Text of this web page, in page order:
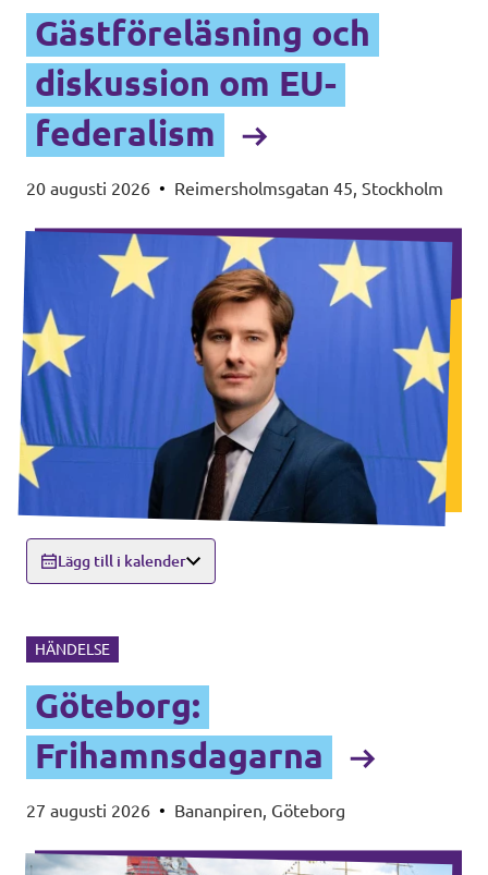
Gästföreläsning och
diskussion om EU-
federalism
20 augusti 2026 • Reimersholmsgatan 45, Stockholm
Lägg till i kalender
HÄNDELSE
Göteborg:
Frihamnsdagarna
27 augusti 2026 • Bananpiren, Göteborg